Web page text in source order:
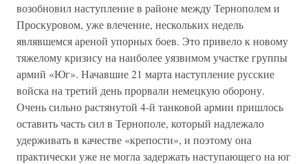
возобновил наступление в районе между Тернополем и
Проскуровом, уже влечение, нескольких недель
являвшемся ареной упорных боев. Это привело к новому
тяжелому кризису на наиболее уязвимом участке группы
армий «Юг». Начавшие 21 марта наступление русские
войска на третий день прорвали немецкую оборону.
Очень сильно растянутой 4-й танковой армии пришлось
оставить часть сил в Тернополе, который надлежало
удерживать в качестве «крепости», и поэтому она
практически уже не могла задержать наступающего на юг